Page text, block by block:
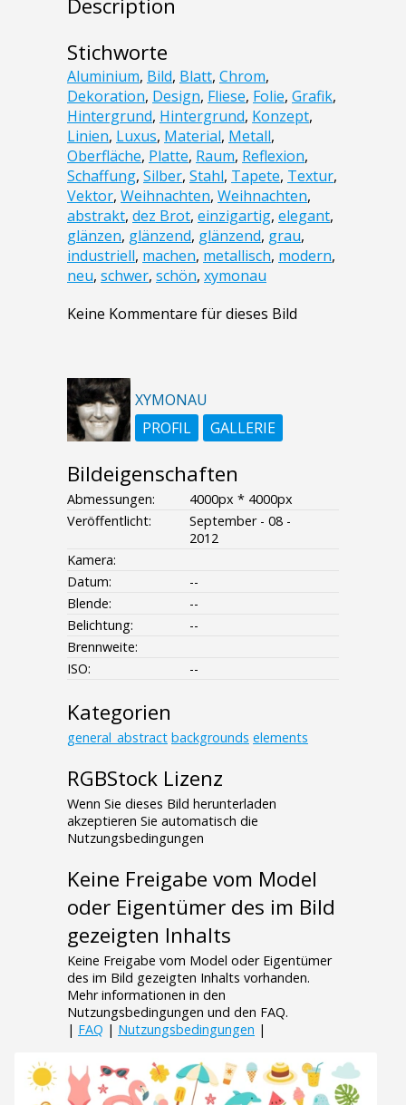
Description
Stichworte
Aluminium, Bild, Blatt, Chrom,
Dekoration, Design, Fliese, Folie, Grafik,
Hintergrund, Hintergrund, Konzept,
Linien, Luxus, Material, Metall,
Oberfläche, Platte, Raum, Reflexion,
Schaffung, Silber, Stahl, Tapete, Textur,
Vektor, Weihnachten, Weihnachten,
abstrakt, dez Brot, einzigartig, elegant,
glänzen, glänzend, glänzend, grau,
industriell, machen, metallisch, modern,
neu, schwer, schön, xymonau
Keine Kommentare für dieses Bild
XYMONAU
PROFIL
GALLERIE
Bildeigenschaften
Abmessungen:
4000px * 4000px
Veröffentlicht:
September - 08 -
2012
Kamera:
Datum:
--
Blende:
--
Belichtung:
--
Brennweite:
ISO:
--
Kategorien
general_abstract backgrounds elements
RGBStock Lizenz
Wenn Sie dieses Bild herunterladen
akzeptieren Sie automatisch die
Nutzungsbedingungen
Keine Freigabe vom Model
oder Eigentümer des im Bild
gezeigten Inhalts
Keine Freigabe vom Model oder Eigentümer
des im Bild gezeigten Inhalts vorhanden.
Mehr informationen in den
Nutzungsbedingungen und den FAQ.
| FAQ | Nutzungsbedingungen |